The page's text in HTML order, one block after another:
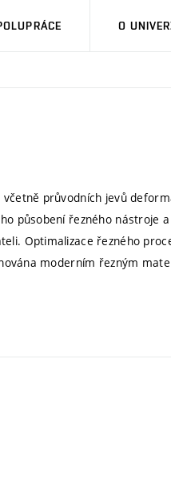
O
průvodních jevů
působení řezného nástroje
Optimalizace řezného
moderním řezným